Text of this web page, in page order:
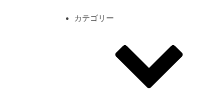
カテゴリー